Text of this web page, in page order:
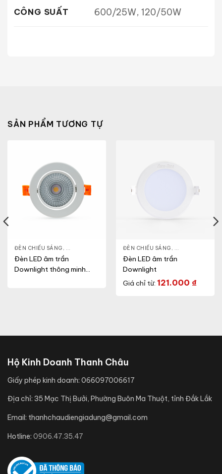
CÔNG SUẤT 600/25W, 120/50W
SẢN PHẨM TƯƠNG TỰ
ĐÈN CHIẾU SÁNG , ĐÈN LED DOWNLIGHT, THIẾT BỊ CHIẾU SÁNG
Đèn LED âm trần
Downlight thông minh
ĐÈN CHIẾU SÁNG , ĐÈN LED
Đèn LED âm trần
Downlight
Giá chỉ từ: 121.000 ₫
, THIẾT BỊ CHIẾU SÁNG
Hộ Kinh Doanh Thanh Châu
Giấy phép kinh doanh: 066097006617
Địa chỉ: 35 Mạc Thị Bưởi, Phường Buôn Ma Thuột, tỉnh Đắk Lắk
Email: thanhchaudiengiadung@gmail.com
Hotline: 0906.47.35.47